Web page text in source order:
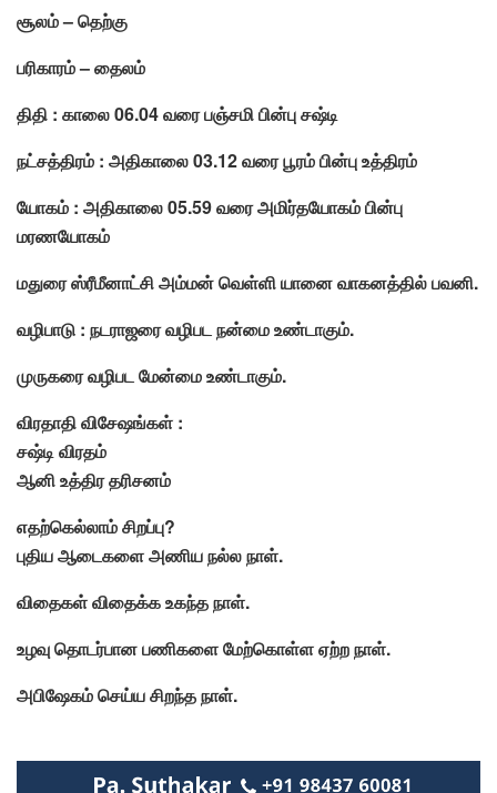
சூலம் – தெற்கு
பரிகாரம் – தைலம்
திதி : காலை 06.04 வரை பஞ்சமி பின்பு சஷ்டி
நட்சத்திரம் : அதிகாலை 03.12 வரை பூரம் பின்பு உத்திரம்
யோகம் : அதிகாலை 05.59 வரை அமிர்தயோகம் பின்பு
மரணயோகம்
மதுரை ஸ்ரீமீனாட்சி அம்மன் வெள்ளி யானை வாகனத்தில் பவனி.
வழிபாடு : நடராஜரை வழிபட நன்மை உண்டாகும்.
முருகரை வழிபட மேன்மை உண்டாகும்.
விரதாதி விசேஷங்கள் :
சஷ்டி விரதம்
ஆனி உத்திர தரிசனம்
எதற்கெல்லாம் சிறப்பு?
புதிய ஆடைகளை அணிய நல்ல நாள்.
விதைகள் விதைக்க உகந்த நாள்.
உழவு தொடர்பான பணிகளை மேற்கொள்ள ஏற்ற நாள்.
அபிஷேகம் செய்ய சிறந்த நாள்.